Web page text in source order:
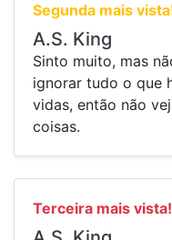
Segunda mais
A.S. King
⁠Sinto muito, mas
ignorar tudo o que
vidas, então não
coisas.
Terceira mais vista!